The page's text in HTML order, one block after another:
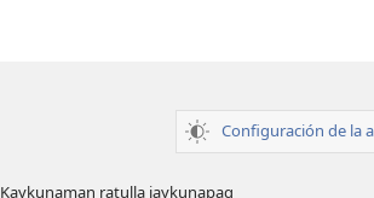
Configuración de la
Kaykunaman ratulla jaykunapaq